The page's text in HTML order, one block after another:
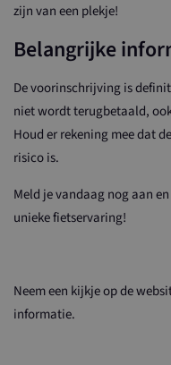
zijn van een plekje!
Belangrijke
De voorinschrijving is
niet wordt terugbetaald,
Houd er rekening mee dat
risico is.
Meld je vandaag nog aan
unieke fietservaring!
Neem een kijkje op de
informatie.